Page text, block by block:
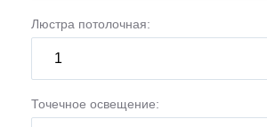
Люстра потолочная:
Точечное освещение: